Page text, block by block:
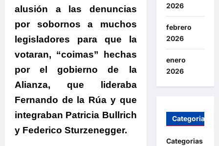
alusión a las denuncias
por sobornos a muchos
legisladores para que la
votaran, “coimas” hechas
por el gobierno de la
Alianza, que lideraba
Fernando de la Rúa y que
integraban Patricia Bullrich
y Federico Sturzenegger.
2026
febrero
2026
enero
2026
Categorias
Categorias